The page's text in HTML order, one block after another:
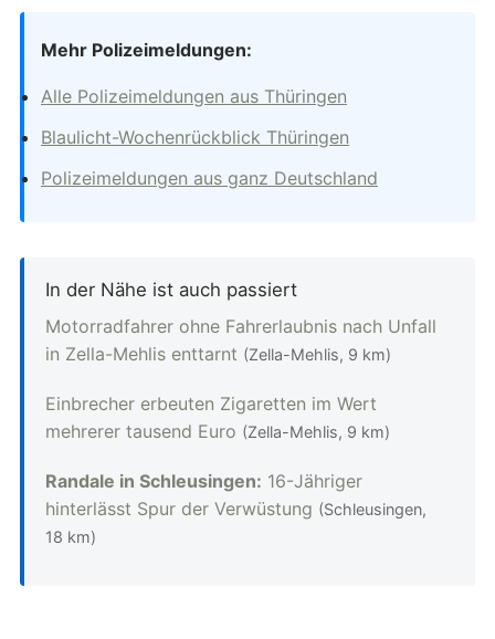
Mehr Polizeimeldungen:
Alle Polizeimeldungen aus Thüringen
Blaulicht-Wochenrückblick Thüringen
Polizeimeldungen aus ganz Deutschland
In der Nähe ist auch passiert
Motorradfahrer ohne Fahrerlaubnis nach Unfall
in Zella-Mehlis enttarnt (Zella-Mehlis, 9 km)
Einbrecher erbeuten Zigaretten im Wert
mehrerer tausend Euro (Zella-Mehlis, 9 km)
Randale in Schleusingen: 16-Jähriger
hinterlässt Spur der Verwüstung (Schleusingen,
18 km)